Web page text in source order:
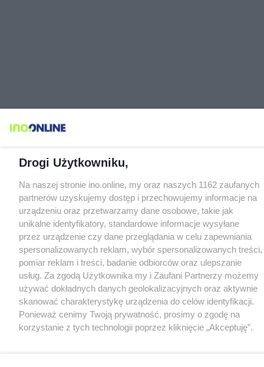
Drogi Użytkowniku,
Na naszej stronie ino.online, my oraz naszych 1162 zaufanych
partnerów uzyskujemy dostęp i przechowujemy informacje na
urządzeniu oraz przetwarzamy dane osobowe, takie jak
unikalne identyfikatory, standardowe informacje wysyłane
przez urządzenie czy dane przeglądania w celu zapewniania
spersonalizowanych reklam, wybór spersonalizowanych treści,
pomiar reklam i treści, badanie odbiorców oraz ulepszanie
usług. Za zgodą Użytkownika my i Zaufani Partnerzy możemy
używać dokładnych danych geolokalizacyjnych oraz aktywnie
skanować charakterystykę urządzenia do celów identyfikacji.
Ponieważ cenimy Twoją prywatność, prosimy o zgodę na
korzystanie z tych technologii poprzez kliknięcie „Akceptuję”.